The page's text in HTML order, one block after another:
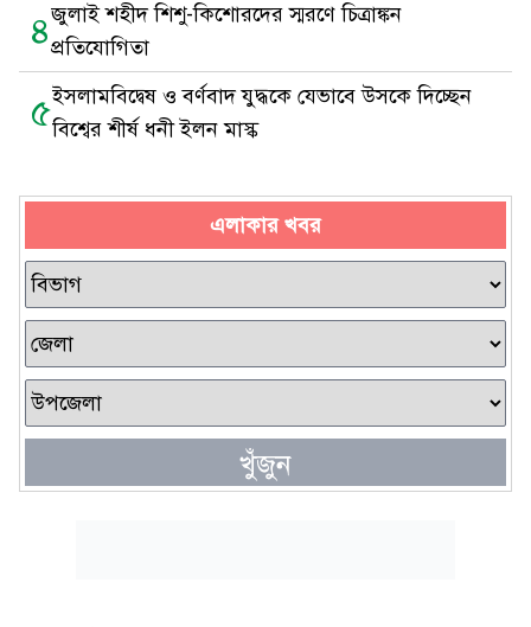
৪জুলাই শহীদ শিশু-কিশোরদের স্মরণে চিত্রাঙ্কন
প্রতিযোগিতা
৫ইসলামবিদ্বেষ ও বর্ণবাদ যুদ্ধকে যেভাবে উসকে দিচ্ছেন
বিশ্বের শীর্ষ ধনী ইলন মাস্ক
এলাকার খবর
খুঁজুন